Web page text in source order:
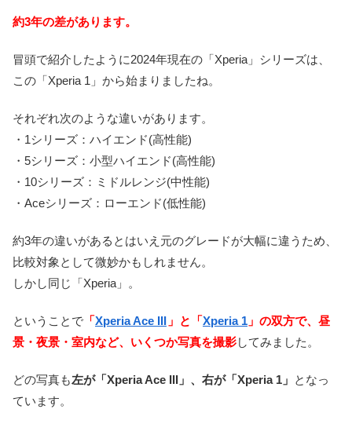
約3年の差があります。
冒頭で紹介したように2024年現在の「Xperia」シリーズは、
この「Xperia 1」から始まりましたね。
それぞれ次のような違いがあります。
・1シリーズ：ハイエンド(高性能)
・5シリーズ：小型ハイエンド(高性能)
・10シリーズ：ミドルレンジ(中性能)
・Aceシリーズ：ローエンド(低性能)
約3年の違いがあるとはいえ元のグレードが大幅に違うため、
比較対象として微妙かもしれません。
しかし同じ「Xperia」。
ということで 「Xperia Ace III 」と「Xperia 1 」の双方で、昼
景・夜景・室内など、いくつか写真を撮影してみました。
どの写真も左が「Xperia Ace III」、右が「Xperia 1」 となっ
ています。